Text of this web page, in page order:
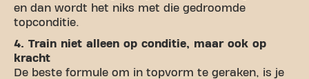
en dan wordt het niks met die gedroomde
topconditie.
4. Train niet alleen op conditie, maar ook op
kracht
De beste formule om in topvorm te geraken, is je